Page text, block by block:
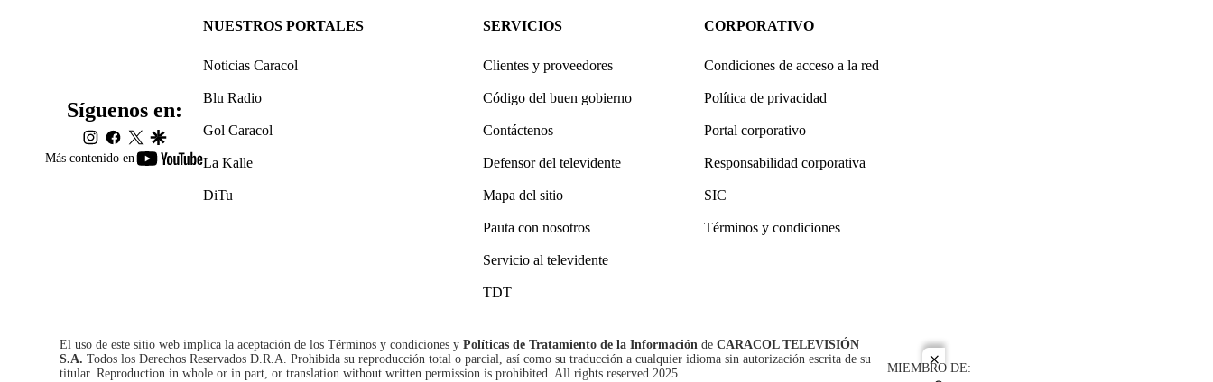
close
Más contenido en
youtube-
Síguenos en:
instagram
facebook
twittergoogle
NUESTROS PORTALES
Noticias Caracol
Blu Radio
Gol Caracol
La Kalle
DiTu
SERVICIOS
Clientes y proveedores
Código del buen gobierno
Contáctenos
Defensor del televidente
Mapa del sitio
Pauta con nosotros
Servicio al televidente
TDT
CORPORATIVO
Condiciones de acceso a la red
Política de privacidad
Portal corporativo
Responsabilidad corporativa
SIC
Términos y condiciones
El uso de este sitio web implica la aceptación de los Términos y condiciones y Políticas de Tratamiento de la Información de CARACOL TELEVISIÓN
S.A. Todos los Derechos Reservados D.R.A. Prohibida su reproducción total o parcial, así como su traducción a cualquier idioma sin autorización escrita de su
titular. Reproduction in whole or in part, or translation without written permission is prohibited. All rights reserved 2025.
MIEMBRO DE: